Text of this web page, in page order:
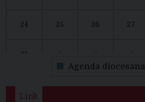
24 25 26 27
31
Agenda diocesana
Link